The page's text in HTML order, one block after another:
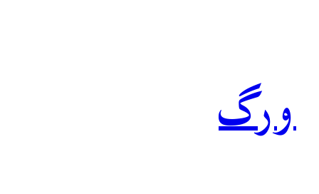
ورگ